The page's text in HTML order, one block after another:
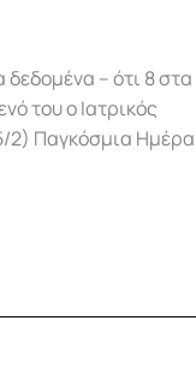
– ότι 8 στα
του ο Ιατρικός
2) Παγκόσμια Ημέρα